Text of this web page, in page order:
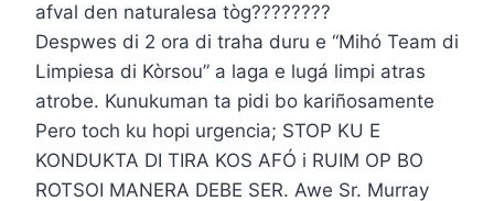
afval den naturalesa tòg????????
Despwes di 2 ora di traha duru e “Mihó Team di
Limpiesa di Kòrsou” a laga e lugá limpi atras
atrobe. Kunukuman ta pidi bo kariñosamente
Pero toch ku hopi urgencia; STOP KU E
KONDUKTA DI TIRA KOS AFÓ i RUIM OP BO
ROTSOI MANERA DEBE SER. Awe Sr. Murray